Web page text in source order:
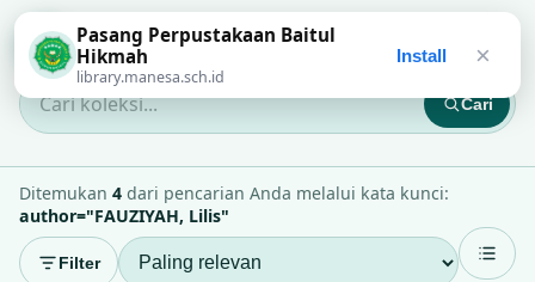
Perpustakaan Baitul Hikmah
Cari koleksi... Cari
Ditemukan 4 dari pencarian Anda melalui kata kunci:
author="FAUZIYAH, Lilis"
Filter
Pasang Perpustakaan Baitul
Hikmah
library.manesa.sch.id
Install ×